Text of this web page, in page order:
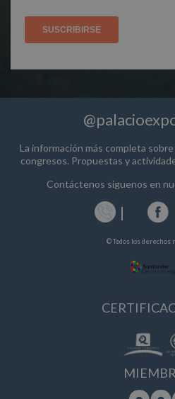
La información más completa
congresos. Propuestas y
Contáctenos siguenos en
© Todos los derechos